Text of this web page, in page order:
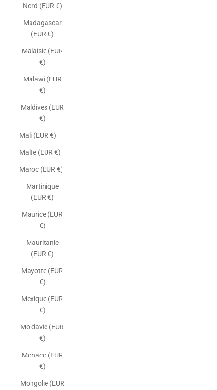
Nord (EUR €)
Madagascar
(EUR €)
Malaisie (EUR
€)
Malawi (EUR
€)
Maldives (EUR
€)
Mali (EUR €)
Malte (EUR €)
Maroc (EUR €)
Martinique
(EUR €)
Maurice (EUR
€)
Mauritanie
(EUR €)
Mayotte (EUR
€)
Mexique (EUR
€)
Moldavie (EUR
€)
Monaco (EUR
€)
Mongolie (EUR